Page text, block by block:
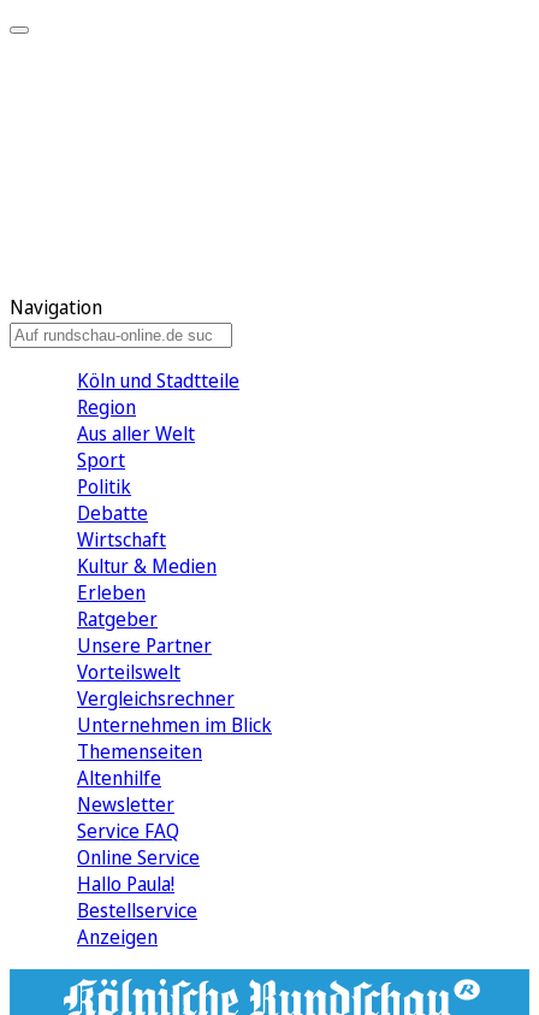
Navigation
Köln und Stadtteile
Region
Aus aller Welt
Sport
Politik
Debatte
Wirtschaft
Kultur & Medien
Erleben
Ratgeber
Unsere Partner
Vorteilswelt
Vergleichsrechner
Unternehmen im Blick
Themenseiten
Altenhilfe
Newsletter
Service FAQ
Online Service
Hallo Paula!
Bestellservice
Anzeigen